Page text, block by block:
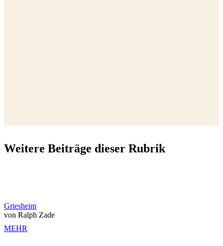
Weitere Beiträge dieser Rubrik
Griesheim
von Ralph Zade
MEHR